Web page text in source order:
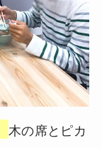
木の席とピカ